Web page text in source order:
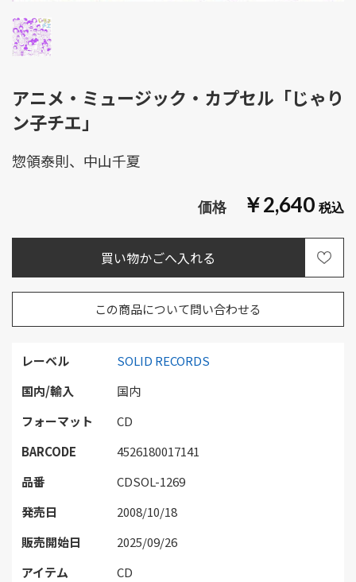
アニメ・ミュージック・カプセル「じゃり
ン子チエ」
￥2,640
レーベル
SOLID RECORDS
国内/輸入
国内
フォーマット
CD
BARCODE
4526180017141
品番
CDSOL-1269
発売日
2008/10/18
販売開始日
2025/09/26
アイテム
CD
この商品について問い合わせる
惣領泰則、中山千夏